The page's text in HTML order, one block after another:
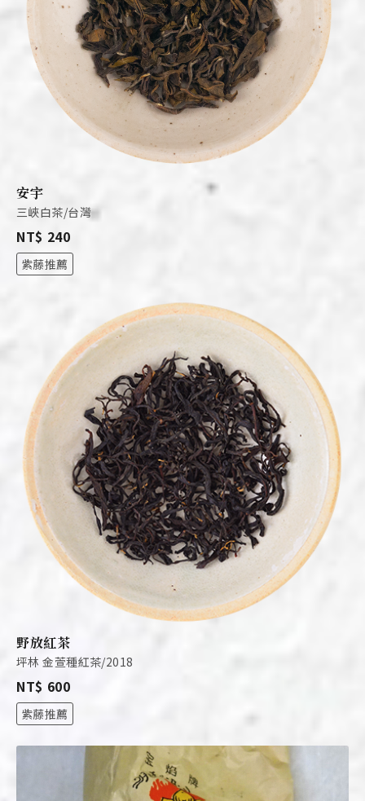
安宇
三峽白茶/台灣
NT$ 240
紫藤推薦
野放紅茶
坪林 金萱種紅茶/2018
NT$ 600
紫藤推薦